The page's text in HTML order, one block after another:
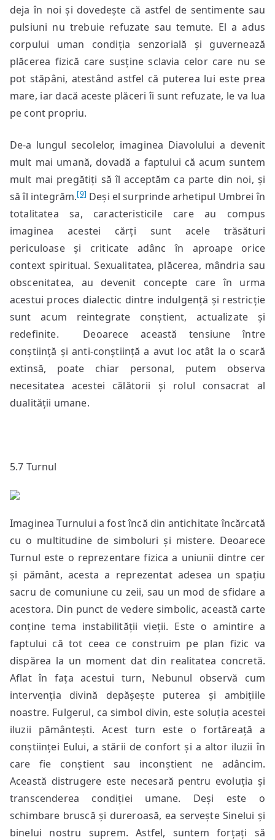
deja în noi și dovedește că astfel de sentimente sau
pulsiuni nu trebuie refuzate sau temute. El a adus
corpului uman condiția senzorială și guvernează
plăcerea fizică care susține sclavia celor care nu se
pot stăpâni, atestând astfel că puterea lui este prea
mare, iar dacă aceste plăceri îi sunt refuzate, le va lua
pe cont propriu.
De-a lungul secolelor, imaginea Diavolului a devenit
mult mai umană, dovadă a faptului că acum suntem
mult mai pregătiți să îl acceptăm ca parte din noi, și
să îl integrăm.[9] Deși el surprinde arhetipul Umbrei în
totalitatea sa, caracteristicile care au compus
imaginea acestei cărți sunt acele trăsături
periculoase și criticate adânc în aproape orice
context spiritual. Sexualitatea, plăcerea, mândria sau
obscenitatea, au devenit concepte care în urma
acestui proces dialectic dintre indulgență și restricție
sunt acum reintegrate conștient, actualizate și
redefinite. Deoarece această tensiune între
conștiință și anti-conștiință a avut loc atât la o scară
extinsă, poate chiar personal, putem observa
necesitatea acestei călătorii și rolul consacrat al
dualității umane.
5.7 Turnul
Imaginea Turnului a fost încă din antichitate încărcată
cu o multitudine de simboluri și mistere. Deoarece
Turnul este o reprezentare fizica a uniunii dintre cer
și pământ, acesta a reprezentat adesea un spațiu
sacru de comuniune cu zeii, sau un mod de sfidare a
acestora. Din punct de vedere simbolic, această carte
conține tema instabilității vieții. Este o amintire a
faptului că tot ceea ce construim pe plan fizic va
dispărea la un moment dat din realitatea concretă.
Aflat în fața acestui turn, Nebunul observă cum
intervenția divină depășește puterea și ambițiile
noastre. Fulgerul, ca simbol divin, este soluția acestei
iluzii pământești. Acest turn este o fortăreață a
conștiinței Eului, a stării de confort și a altor iluzii în
care fie conștient sau inconștient ne adâncim.
Această distrugere este necesară pentru evoluția și
transcenderea condiției umane. Deși este o
schimbare bruscă și dureroasă, ea servește Sinelui și
binelui nostru suprem. Astfel, suntem forțați să